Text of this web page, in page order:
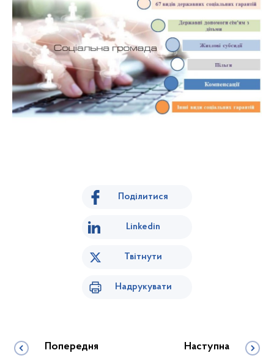
Поділитися
Linkedin
Твітнути
Надрукувати
Попередня Наступна